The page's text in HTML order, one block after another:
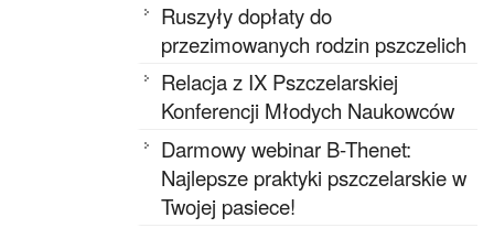
Ruszyły dopłaty do
przezimowanych rodzin pszczelich
Relacja z IX Pszczelarskiej
Konferencji Młodych Naukowców
Darmowy webinar B-Thenet:
Najlepsze praktyki pszczelarskie w
Twojej pasiece!